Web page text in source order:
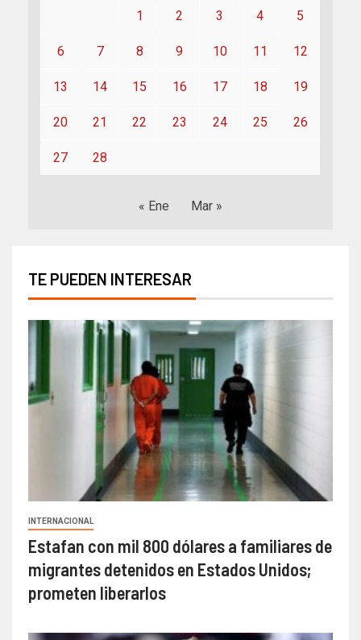
1 2 3 4 5
6 7 8 9 10 11 12
13 14 15 16 17 18 19
20 21 22 23 24 25 26
27 28
« Ene Mar »
TE PUEDEN INTERESAR
INTERNACIONAL
Estafan con mil 800 dólares a familiares de
migrantes detenidos en Estados Unidos;
prometen liberarlos